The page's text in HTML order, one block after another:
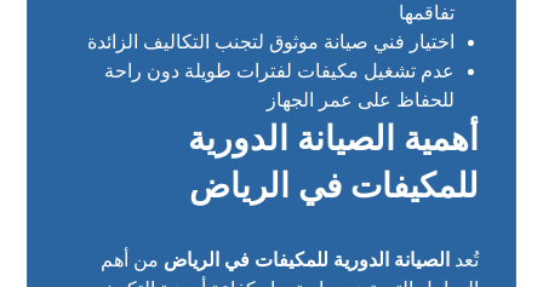
تفاقمها
اختيار فني صيانة موثوق لتجنب التكاليف الزائدة
عدم تشغيل مكيفات لفترات طويلة دون راحة
للحفاظ على عمر الجهاز
أهمية الصيانة الدورية
للمكيفات في الرياض
تُعد الصيانة الدورية للمكيفات في الرياض من أهم